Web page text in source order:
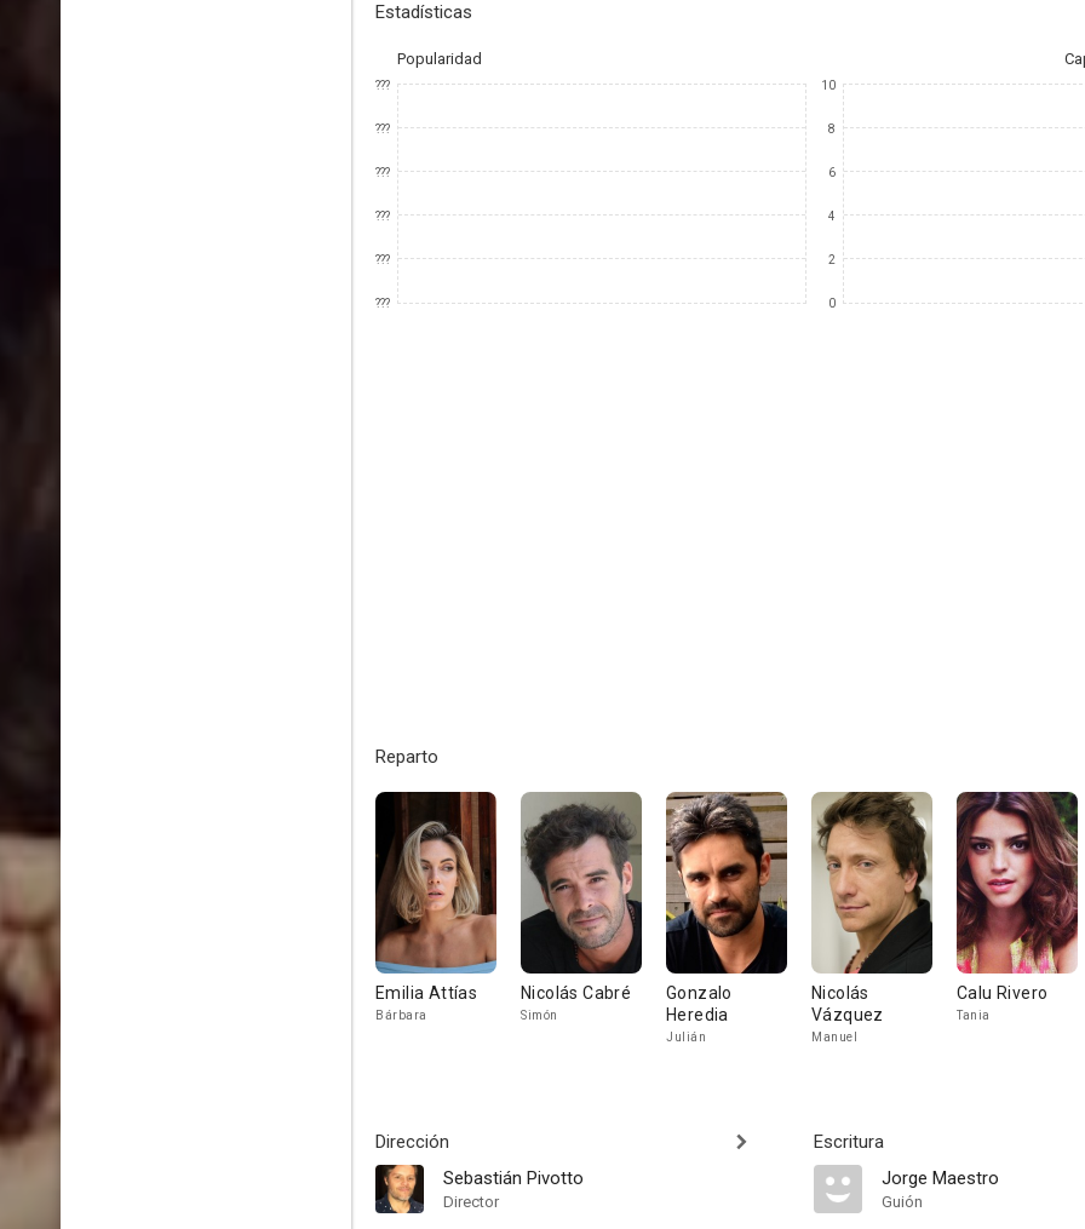
Estadísticas
Popularidad
???
???
???
???
???
???
10
8
6
4
2
0
Reparto
Emilia Attías
Bárbara
Nicolás Cabré
Simón
Gonzalo
Heredia
Julián
Nicolás
Vázquez
Manuel
Calu Rivero
Tania
Dirección
Sebastián Pivotto
Director
Escritura
Jorge Maestro
Guión